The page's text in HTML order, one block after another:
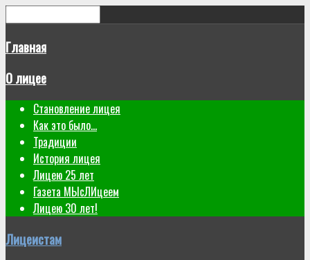
Главная
О лицее
Становление лицея
Как это было...
Традиции
История лицея
Лицею 25 лет
Газета МЫсЛИцеем
Лицею 30 лет!
Лицеистам